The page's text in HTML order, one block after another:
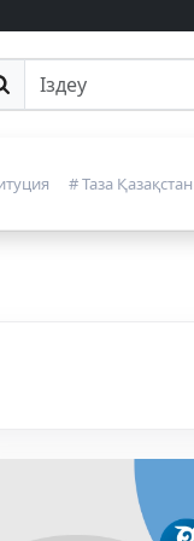
іздеу
# Таза Қазақстан